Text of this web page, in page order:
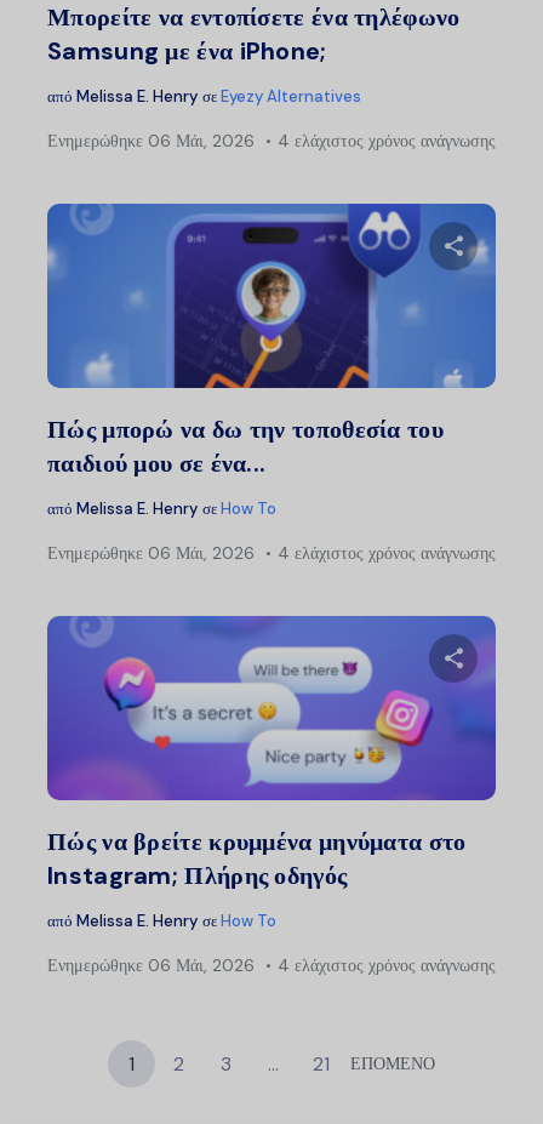
Μπορείτε να εντοπίσετε ένα τηλέφωνο
Samsung με ένα iPhone;
από Melissa E. Henry σεEyezy Alternatives
Ενημερώθηκε 06 Μάι, 2026 4 ελάχιστος χρόνος ανάγνωσης
Πώς μπορώ να δω την τοποθεσία του
παιδιού μου σε ένα...
από Melissa E. Henry σεHow To
Ενημερώθηκε 06 Μάι, 2026 4 ελάχιστος χρόνος ανάγνωσης
Πώς να βρείτε κρυμμένα μηνύματα στο
Instagram; Πλήρης οδηγός
από Melissa E. Henry σεHow To
Ενημερώθηκε 06 Μάι, 2026 4 ελάχιστος χρόνος ανάγνωσης
1 2 3 … 21 ΕΠΟΜΕΝΟ